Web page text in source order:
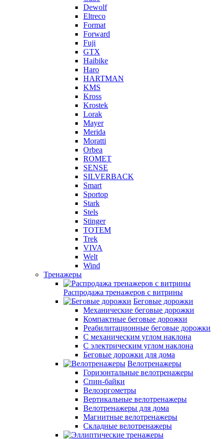
Dewolf
Eltreco
Format
Forward
Fuji
GTX
Haibike
Haro
HARTMAN
KMS
Kross
Krostek
Lorak
Mayer
Merida
Moratti
Orbea
ROMET
SENSE
SILVERBACK
Smart
Sportop
Stark
Stels
Stinger
TOTEM
Trek
VIVA
Welt
Wind
Тренажеры
Распродажа тренажеров с витрины
Беговые дорожки
Механические беговые дорожки
Компактные беговые дорожки
Реабилитационные беговые дорожки
С механическим углом наклона
С электрическим углом наклона
Беговые дорожки для дома
Велотренажеры
Горизонтальные велотренажеры
Спин-байки
Велоэргометры
Вертикальные велотренажеры
Велотренажеры для дома
Магнитные велотренажеры
Складные велотренажеры